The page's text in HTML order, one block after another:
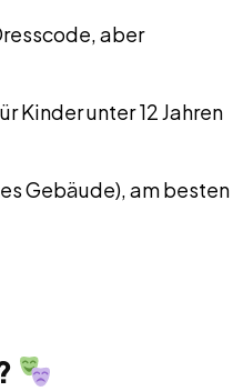
aber
Kinder unter 12 Jahren
Gebäude), am besten